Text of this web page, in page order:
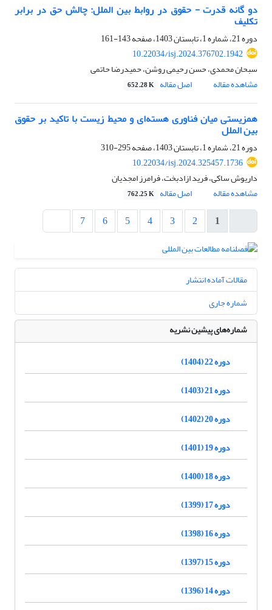
دو گانه قدرت - حقوق در روابط بین الملل: چالش حق در برابر
تکلیف
دوره 21، شماره 1، تابستان 1403، صفحه
143-161
10.22034/isj.2024.376702.1942
سبحان محمدی، حسن رحیمی روشن، حمیدرضا حاتمی
مشاهده مقاله
اصل مقاله 652.28 K
همزیستی میان فناوری هسته‌ای و محیط زیست با تاکید بر حقوق
بین‌ الملل
دوره 21، شماره 1، تابستان 1403، صفحه
295-310
10.22034/isj.2024.325457.1736
داریوش ساکی، فرید ازادبخت، فرامرز امجدیان
مشاهده مقاله
اصل مقاله 762.25 K
1
2
3
4
5
6
7
مقالات آماده انتشار
شماره جاری
شماره‌های پیشین نشریه
دوره 22 (1404)
دوره 21 (1403)
دوره 20 (1402)
دوره 19 (1401)
دوره 18 (1400)
دوره 17 (1399)
دوره 16 (1398)
دوره 15 (1397)
دوره 14 (1396)